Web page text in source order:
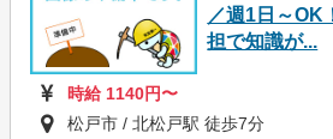
／週1日～OK
担で知識が...
時給 1140円〜
松戸市 / 北松戸駅 徒歩7分